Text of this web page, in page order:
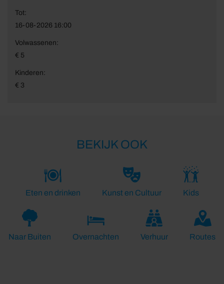
Tot:
16-08-2026 16:00
Volwassenen:
€ 5
Kinderen:
€ 3
BEKIJK OOK
Eten en drinken Kunst en Cultuur Kids
Naar Buiten Overnachten Verhuur Routes